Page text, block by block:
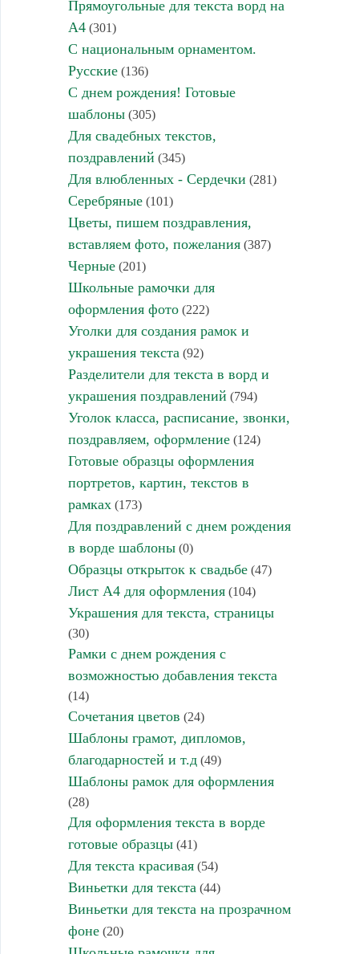
Прямоугольные для текста ворд на
А4(301)
С национальным орнаментом.
Русские(136)
С днем рождения! Готовые
шаблоны(305)
Для свадебных текстов,
поздравлений (345)
Для влюбленных - Сердечки (281)
Серебряные(101)
Цветы, пишем поздравления,
вставляем фото, пожелания(387)
Черные(201)
Школьные рамочки для
оформления фото(222)
Уголки для создания рамок и
украшения текста (92)
Разделители для текста в ворд и
украшения поздравлений (794)
Уголок класса, расписание, звонки,
поздравляем, оформление(124)
Готовые образцы оформления
портретов, картин, текстов в
рамках(173)
Для поздравлений с днем рождения
в ворде шаблоны(0)
Образцы открыток к свадьбе(47)
Лист А4 для оформления(104)
Украшения для текста, страницы
(30)
Рамки с днем рождения с
возможностью добавления текста
(14)
Сочетания цветов (24)
Шаблоны грамот, дипломов,
благодарностей и т.д(49)
Шаблоны рамок для оформления
(28)
Для оформления текста в ворде
готовые образцы(41)
Для текста красивая(54)
Виньетки для текста (44)
Виньетки для текста на прозрачном
фоне(20)